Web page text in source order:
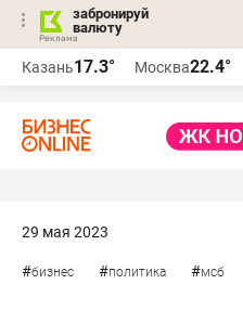
забронируй
валюту
Казань17.3° Москва22.4°
29 мая 2023
#бизнес #политика #мсб